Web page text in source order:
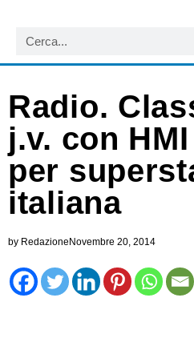
Radio.
j.v. con
per
italiana
by Redazione Novembre 20, 2014